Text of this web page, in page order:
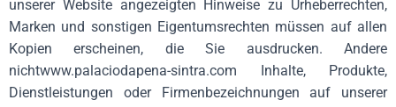
unserer Website angezeigten Hinweise zu Urheberrechten,
Marken und sonstigen Eigentumsrechten müssen auf allen
Kopien erscheinen, die Sie ausdrucken. Andere
nichtwww.palaciodapena-sintra.com Inhalte, Produkte,
Dienstleistungen oder Firmenbezeichnungen auf unserer